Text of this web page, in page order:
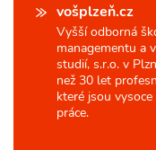
vošplzeň.cz
Vyšší odborná
managementu a
studií, s.r.o. v
než 30 let
které jsou
práce.